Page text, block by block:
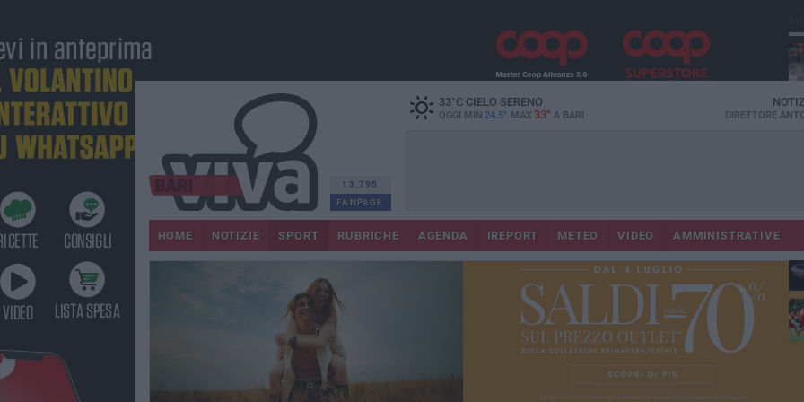
13.795
FANPAGE
33°CCIELO SERENO
OGGI MIN 24.5° MAX 33° A BARI DIRETTORE
HOME NOTIZIE SPORT RUBRICHE AGENDA IREPORT METEO VIDEO AMMINISTRATIVE